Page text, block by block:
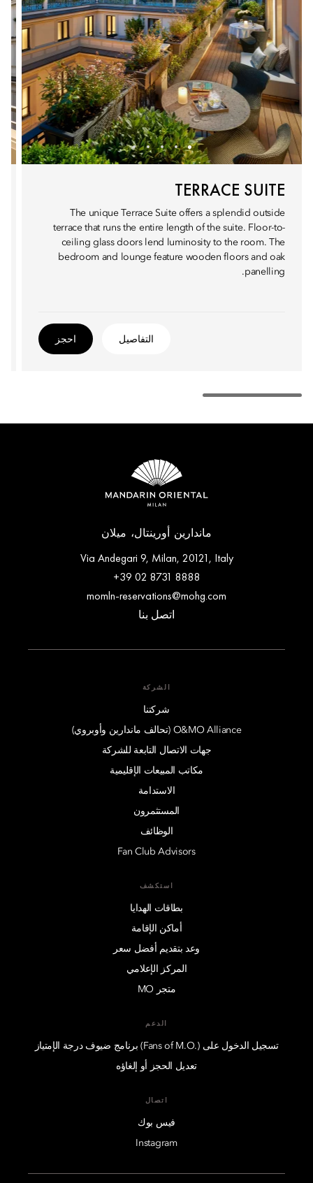
TERRACE SUITE
The unique Terrace Suite offers a splendid outside
terrace that runs the entire length of the suite. Floor-to-
ceiling glass doors lend luminosity to the room. The
bedroom and lounge feature wooden floors and oak
panelling.
التفاصيل احجز
ماندارين أورينتال، ميلان
Via Andegari 9, Milan, 20121, Italy
+39 02 8731 8888
momln-reservations@mohg.com
اتصل بنا
الشركة
شركتنا
O&MO Alliance (تحالف ماندارين وأوبروي)
جهات الاتصال التابعة للشركة
مكاتب المبيعات الإقليمية
الاستدامة
المستثمرون
الوظائف
Fan Club Advisors
استكشف
بطاقات الهدايا
أماكن الإقامة
وعد بتقديم أفضل سعر
المركز الإعلامي
متجر MO
الدعم
تسجيل الدخول على (.Fans of M.O) برنامج ضيوف درجة الإمتياز
تعديل الحجز أو إلغاؤه
اتصال
فيس بوك
Instagram